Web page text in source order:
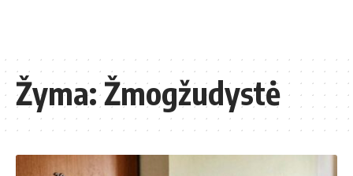
Žyma:Žmogžudystė